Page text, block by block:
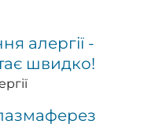
алергії -
швидко!